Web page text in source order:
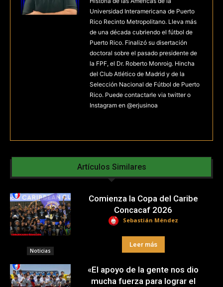
Universidad Interamericana de Puerto
Rico Recinto Metropolitano. Lleva más
de una década cubriendo el fútbol de
Puerto Rico. Finalizó su disertación
doctoral sobre el pasado presidente de
la FPF, el Dr. Roberto Monroig. Hincha
del Club Atlético de Madrid y de la
Selección Nacional de Fútbol de Puerto
Rico. Puede contactarle via twitter o
Instagram en @erjusinoa
Artículos Similares
Noticias
Comienza la Copa del Caribe
Concacaf 2026
Sebastián Méndez
Leer más
«El apoyo de la gente nos dio
mucha fuerza para lograr el